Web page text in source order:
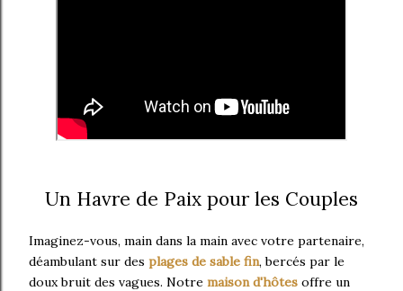
Un Havre de Paix pour les Couples
Imaginez-vous, main dans la main avec votre partenaire,
déambulant sur des plages de sable fin, bercés par le
doux bruit des vagues. Notre maison d'hôtes offre un